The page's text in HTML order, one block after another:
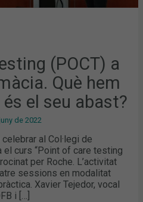
(POCT) a
Què hem
el seu abast?
de 2022
al Col·legi de
el curs “Point of care testing
per Roche. L’activitat
sessions en modalitat
Xavier Tejedor, vocal
i […]